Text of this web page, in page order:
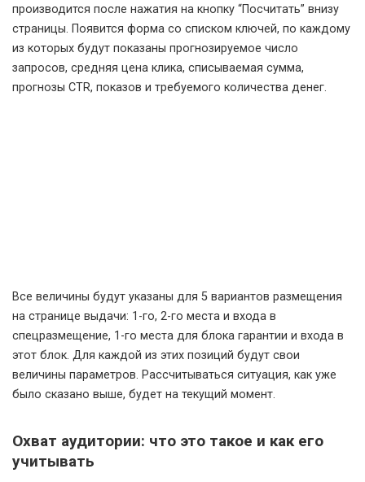
производится после нажатия на кнопку “Посчитать” внизу
страницы. Появится форма со списком ключей, по каждому
из которых будут показаны прогнозируемое число
запросов, средняя цена клика, списываемая сумма,
прогнозы CTR, показов и требуемого количества денег.
Все величины будут указаны для 5 вариантов размещения
на странице выдачи: 1-го, 2-го места и входа в
спецразмещение, 1-го места для блока гарантии и входа в
этот блок. Для каждой из этих позиций будут свои
величины параметров. Рассчитываться ситуация, как уже
было сказано выше, будет на текущий момент.
Охват аудитории: что это такое и как его
учитывать